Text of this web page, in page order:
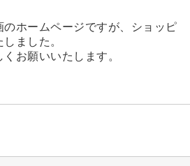
のホームページですが、ショッピ
ました。
お願いいたします。